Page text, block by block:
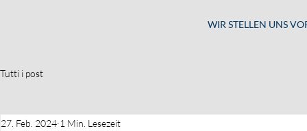
WIR STELLEN UNS
Tutti i post
27. Feb. 2024 1 Min. Lesezeit